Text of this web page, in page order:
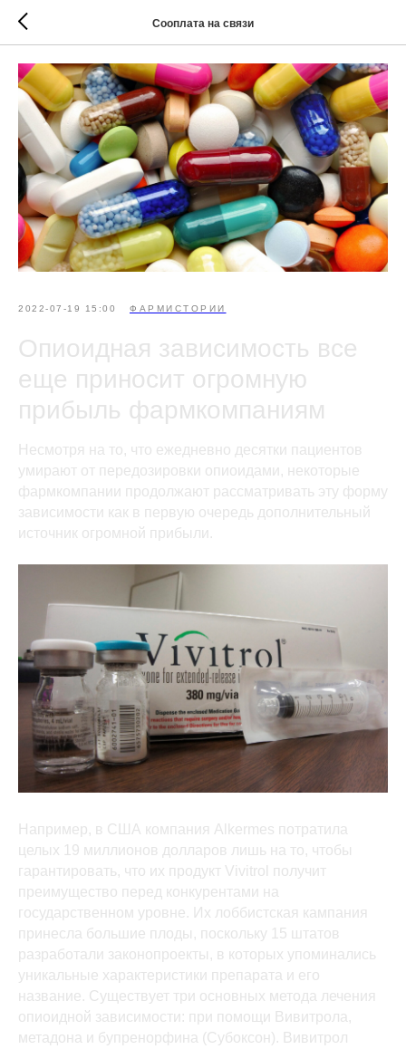
Сооплата на связи
2022-07-19 15:00 ФАРМИСТОРИИ
Опиоидная зависимость все
еще приносит огромную
прибыль фармкомпаниям
Несмотря на то, что ежедневно десятки пациентов
умирают от передозировки опиоидами, некоторые
фармкомпании продолжают рассматривать эту форму
зависимости как в первую очередь дополнительный
источник огромной прибыли.
Например, в США компания Alkermes потратила
целых 19 миллионов долларов лишь на то, чтобы
гарантировать, что их продукт Vivitrol получит
преимущество перед конкурентами на
государственном уровне. Их лоббистская кампания
принесла большие плоды, поскольку 15 штатов
разработали законопроекты, в которых упоминались
уникальные характеристики препарата и его
название. Существует три основных метода лечения
опиоидной зависимости: при помощи Вивитрола,
метадона и бупренорфина (Субоксон). Вивитрол